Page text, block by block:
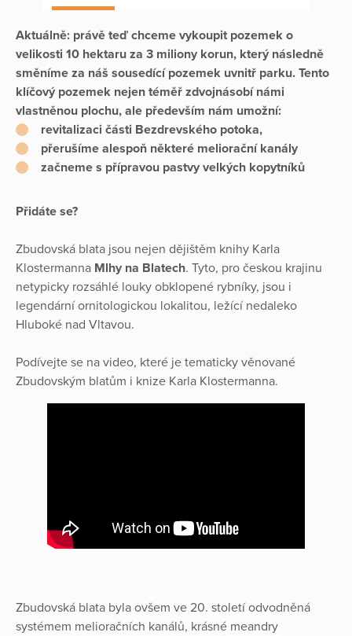
Aktuálně: právě teď chceme vykoupit pozemek o
velikosti 10 hektaru za 3 miliony korun, který následně
směníme za náš sousedící pozemek uvnitř parku. Tento
klíčový pozemek nejen téměř zdvojnásobí námi
vlastněnou plochu, ale především nám umožní:
revitalizaci části Bezdrevského potoka,
přerušíme alespoň některé meliorační kanály
začneme s přípravou pastvy velkých kopytníků
Přidáte se?
Zbudovská blata jsou nejen dějištěm knihy Karla
Klostermanna Mlhy na Blatech. Tyto, pro českou krajinu
netypicky rozsáhlé louky obklopené rybníky, jsou i
legendární ornitologickou lokalitou, ležící nedaleko
Hluboké nad Vltavou.
Podívejte se na video, které je tematicky věnované
Zbudovským blatům i knize Karla Klostermanna.
Zbudovská blata byla ovšem ve 20. století odvodněná
systémem melioračních kanálů, krásné meandry